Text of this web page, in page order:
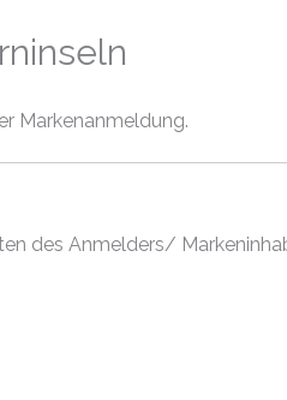
Markenanmeldung.
des Anmelders/